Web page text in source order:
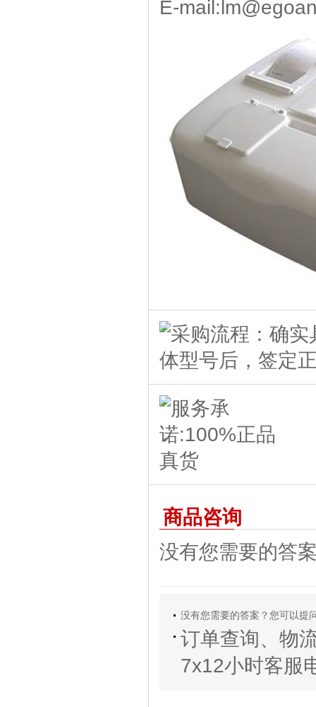
E-
商品咨询
没有您需要的答
没有您需要的答案？您可以提
订单查询、物
7x12小时客服